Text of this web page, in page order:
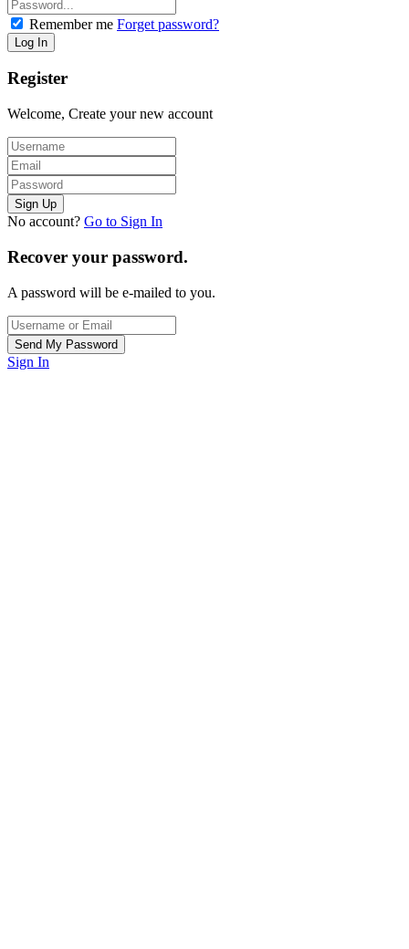
Remember me Forget password?
Register
Welcome, Create your new account
No account? Go to Sign In
Recover your password.
A password will be e-mailed to you.
Sign In